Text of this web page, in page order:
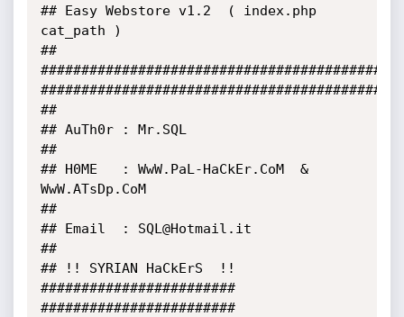
## Easy Webstore v1.2  ( index.php
cat_path )
##
##
## AuTh0r : Mr.SQL
##
## H0ME   : WwW.PaL-HaCkEr.CoM  &
WwW.ATsDp.CoM
##
## Email  : SQL@Hotmail.it
##
## !! SYRIAN HaCkErS  !!
########################
########################